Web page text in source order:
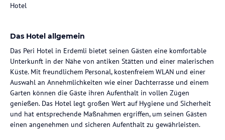
Hotel
Das Hotel allgemein
Das Peri Hotel in Erdemli bietet seinen Gästen eine komfortable
Unterkunft in der Nähe von antiken Stätten und einer malerischen
Küste. Mit freundlichem Personal, kostenfreiem WLAN und einer
Auswahl an Annehmlichkeiten wie einer Dachterrasse und einem
Garten können die Gäste ihren Aufenthalt in vollen Zügen
genießen. Das Hotel legt großen Wert auf Hygiene und Sicherheit
und hat entsprechende Maßnahmen ergriffen, um seinen Gästen
einen angenehmen und sicheren Aufenthalt zu gewährleisten.